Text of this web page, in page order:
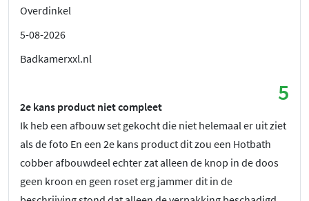
Overdinkel
5-08-2026
Badkamerxxl.nl
5
2e kans product niet compleet
Ik heb een afbouw set gekocht die niet helemaal er uit ziet
als de foto En een 2e kans product dit zou een Hotbath
cobber afbouwdeel echter zat alleen de knop in de doos
geen kroon en geen roset erg jammer dit in de